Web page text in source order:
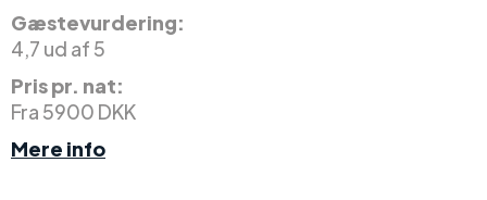
Gæstevurdering:
4,7 ud af 5
Pris pr. nat:
Fra 5900 DKK
Mere info